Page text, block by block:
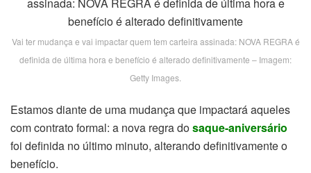
Vai ter mudança e vai impactar quem tem carteira assinada: NOVA REGRA é
definida de última hora e benefício é alterado definitivamente – Imagem:
Getty Images.
Estamos diante de uma mudança que impactará aqueles
com contrato formal: a nova regra dosaque-aniversário
foi definida no último minuto, alterando definitivamente o
benefício.